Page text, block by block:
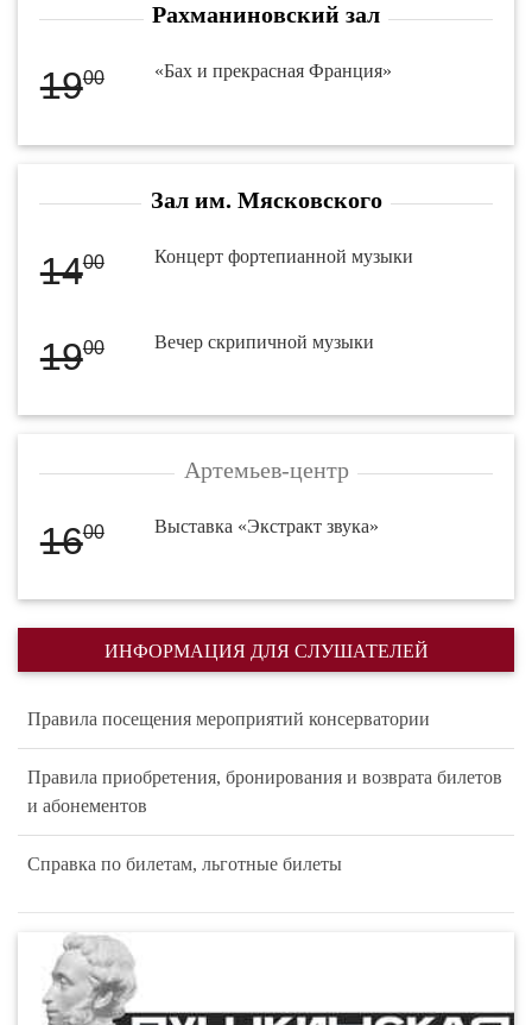
Рахманиновский зал
1900 «Бах и прекрасная Франция»
Зал им. Мясковского
1400 Концерт фортепианной музыки
1900 Вечер скрипичной музыки
Артемьев-центр
1600 Выставка «Экстракт звука»
ИНФОРМАЦИЯ ДЛЯ СЛУШАТЕЛЕЙ
Правила посещения мероприятий консерватории
Правила приобретения, бронирования и возврата билетов
и абонементов
Справка по билетам, льготные билеты